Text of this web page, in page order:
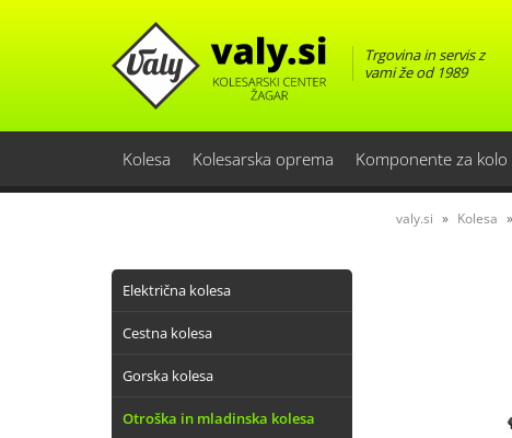
Trgovina in servis z
vami že od 1989
Kolesa Kolesarska oprema Komponente za kolo
Električna kolesa
Cestna kolesa
Gorska kolesa
Otroška in mladinska kolesa
valy.si Kolesa